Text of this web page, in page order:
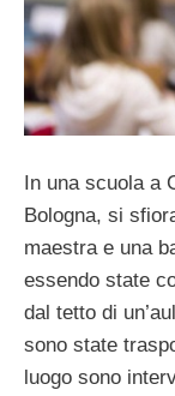
In una scuola a
Bologna, si
maestra e una
essendo state
dal tetto di
sono state
luogo sono